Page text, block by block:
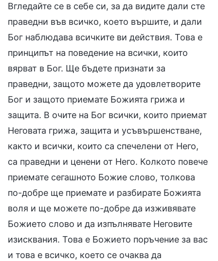
Вгледайте се в себе си, за да видите дали сте
праведни във всичко, което вършите, и дали
Бог наблюдава всичките ви действия. Това е
принципът на поведение на всички, които
вярват в Бог. Ще бъдете признати за
праведни, защото можете да удовлетворите
Бог и защото приемате Божията грижа и
защита. В очите на Бог всички, които приемат
Неговата грижа, защита и усъвършенстване,
както и всички, които са спечелени от Него,
са праведни и ценени от Него. Колкото повече
приемате сегашното Божие слово, толкова
по-добре ще приемате и разбирате Божията
воля и ще можете по-добре да изживявате
Божието слово и да изпълнявате Неговите
изисквания. Това е Божието поръчение за вас
и това е всичко, което се очаква да